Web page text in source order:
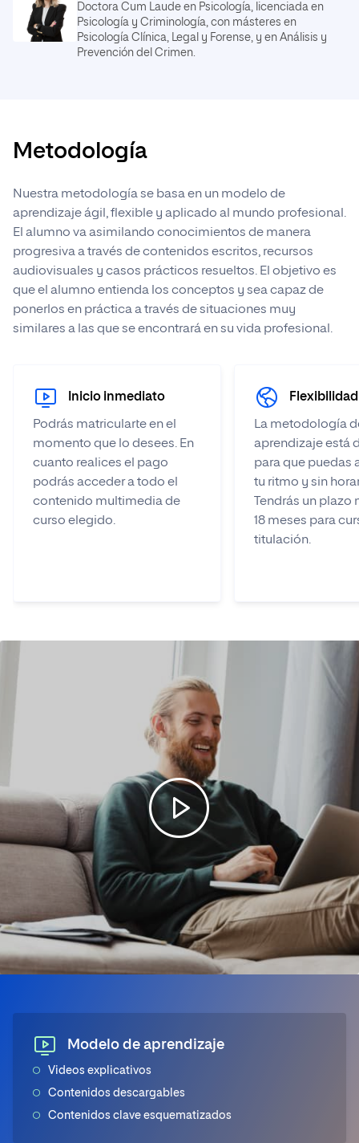
Doctora Cum Laude en Psicología, licenciada en
Psicología y Criminología, con másteres en
Psicología Clínica, Legal y Forense, y en Análisis y
Prevención del Crimen.
Metodología
Nuestra metodología se basa en un modelo de
aprendizaje ágil, flexible y aplicado al mundo profesional.
El alumno va asimilando conocimientos de manera
progresiva a través de contenidos escritos, recursos
audiovisuales y casos prácticos resueltos. El objetivo es
que el alumno entienda los conceptos y sea capaz de
ponerlos en práctica a través de situaciones muy
similares a las que se encontrará en su vida profesional.
Inicio inmediato
Podrás matricularte en el
momento que lo desees. En
cuanto realices el pago
podrás acceder a todo el
contenido multimedia de
curso elegido.
Flexibilidad
La metodología
aprendizaje está
para que puedas
tu ritmo y sin
Tendrás un
18 meses para
titulación.
Modelo de aprendizaje
Videos explicativos
Contenidos descargables
Contenidos clave esquematizados